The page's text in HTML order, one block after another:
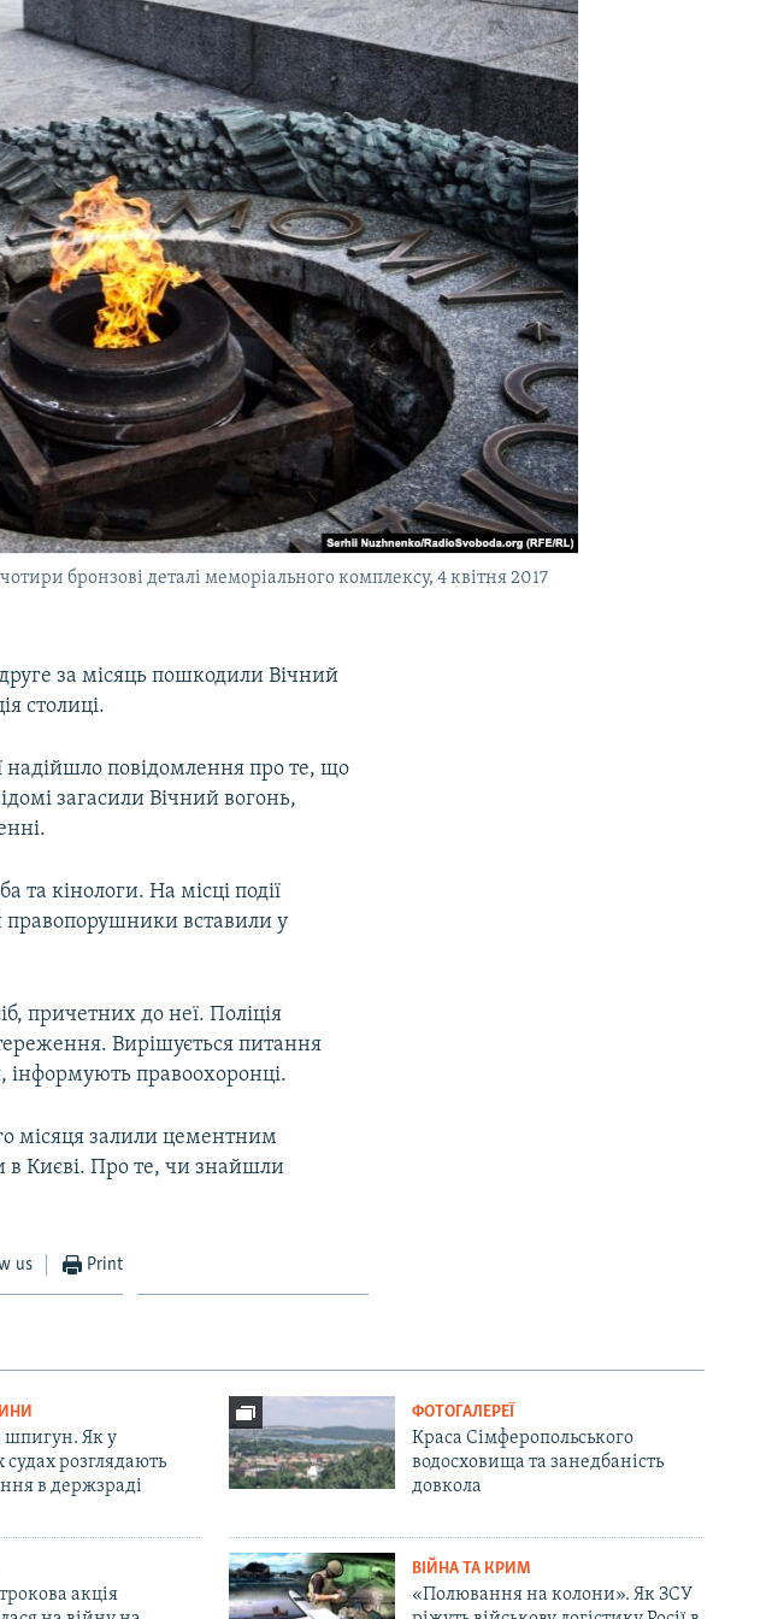
бронзові деталі меморіального комплексу, 4 квітня 2017
за місяць пошкодили Вічний
столиці.
надійшло повідомлення про те, що
загасили Вічний вогонь,
та кінологи. На місці події
правопорушники вставили у
причетних до неї. Поліція
Вирішується питання
правоохоронці.
місяця залили цементним
в Києві. Про те, чи знайшли
us Print
шпигун. Як у
розглядають
в держзраді
ФОТОГАЛЕРЕЇ
Краса Сімферопольського
водосховища та занедбаність
довкола
акція
ВІЙНА ТА КРИМ
«Полювання на колони». Як ЗСУ